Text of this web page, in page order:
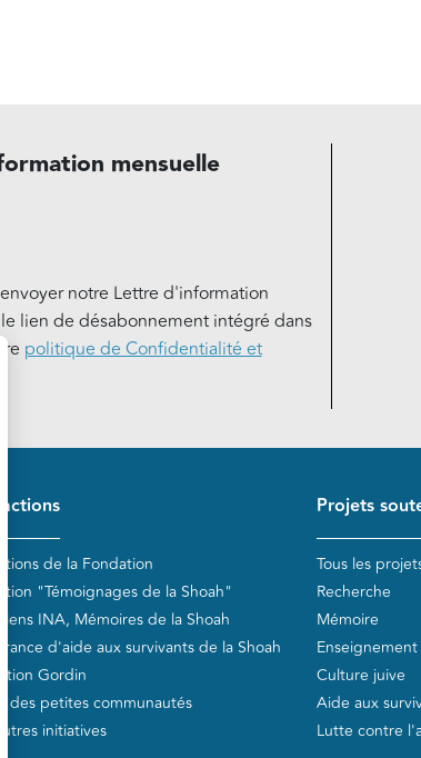
mensuelle
notre Lettre d'information
lien de désabonnement intégré dans
politique de Confidentialité et
page
de la Fondation
"Témoignages de la Shoah"
INA, Mémoires de la Shoah
France d'aide aux survivants de la Shoah
Gordin
des petites communautés
initiatives
Projets
Tous les
Recherche
Mémoire
Enseignement
Culture juive
Aide aux
Lutte contre